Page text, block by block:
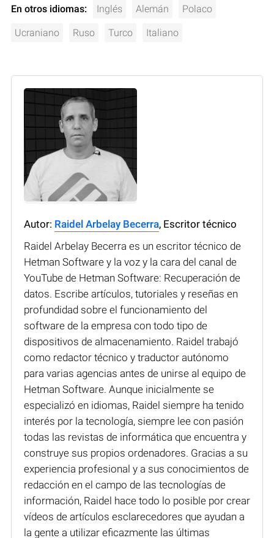
En otros idiomas: Inglés Alemán Polaco
Ucraniano Ruso Turco Italiano
Autor: Raidel Arbelay Becerra, Escritor técnico
Raidel Arbelay Becerra es un escritor técnico de
Hetman Software y la voz y la cara del canal de
YouTube de Hetman Software: Recuperación de
datos. Escribe artículos, tutoriales y reseñas en
profundidad sobre el funcionamiento del
software de la empresa con todo tipo de
dispositivos de almacenamiento. Raidel trabajó
como redactor técnico y traductor autónomo
para varias agencias antes de unirse al equipo de
Hetman Software. Aunque inicialmente se
especializó en idiomas, Raidel siempre ha tenido
interés por la tecnología, siempre lee con pasión
todas las revistas de informática que encuentra y
construye sus propios ordenadores. Gracias a su
experiencia profesional y a sus conocimientos de
redacción en el campo de las tecnologías de
información, Raidel hace todo lo posible por crear
vídeos de artículos esclarecedores que ayudan a
la gente a utilizar eficazmente las últimas